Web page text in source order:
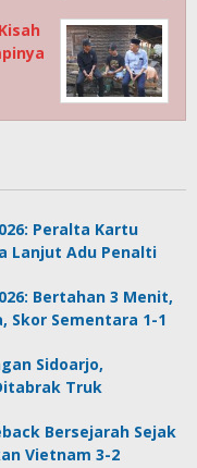
Peralta Kartu
Lanjut Adu Penalti
Bertahan 3 Menit,
Skor Sementara 1-1
Sidoarjo,
Truk
Bersejarah Sejak
Vietnam 3-2